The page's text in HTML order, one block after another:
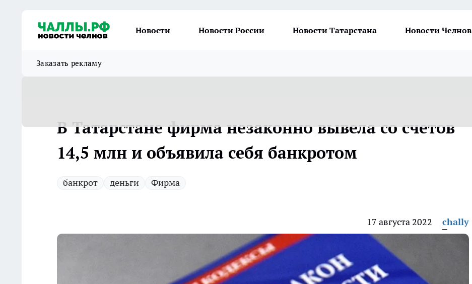
Новости Новости России Новости Татарстана Новости Челнов
Заказать рекламу
В Татарстане фирма незаконно вывела со счетов
14,5 млн и объявила себя банкротом
банкрот деньги Фирма
17 августа 2022 chally